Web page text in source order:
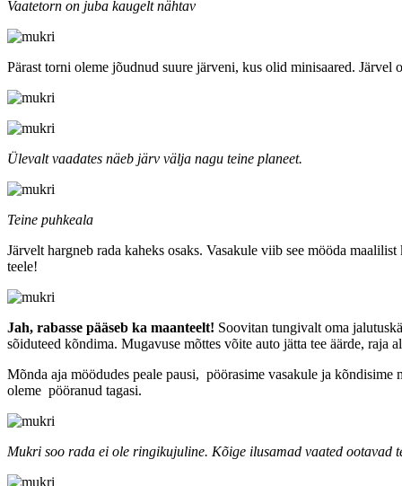
Vaatetorn on juba kaugelt nähtav
Pärast torni oleme jõudnud suure järveni, kus olid minisaared.
Ülevalt vaadates näeb järv välja nagu teine planeet.
Teine puhkeala
Järvelt hargneb rada kaheks osaks. Vasakule viib see mööda
teele!
Jah, rabasse pääseb ka maanteelt! Soovitan tungivalt oma
sõiduteed kõndima. Mugavuse mõttes võite auto jätta tee äärde, raja
Mõnda aja möödudes peale pausi, pöörasime vasakule ja kõndisime
oleme pööranud tagasi.
Mukri soo rada ei ole ringikujuline. Kõige ilusamad vaated ootavad